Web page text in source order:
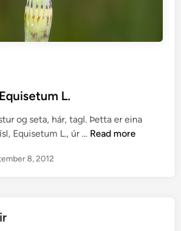
L.
og seta, hár, tagl. Þetta er eina
Equisetum L., úr … E
Read more
8, 2012